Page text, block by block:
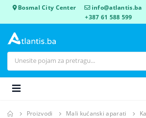
Bosmal City Center info@atlantis.ba
+387 61 588 599
Proizvodi Mali kućanski aparati